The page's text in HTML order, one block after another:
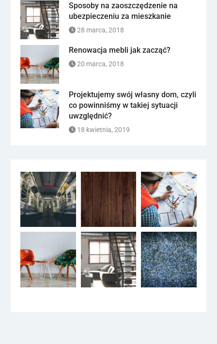
Sposoby na zaoszczędzenie na
ubezpieczeniu za mieszkanie
28 marca, 2018
Renowacja mebli jak zacząć?
20 marca, 2018
Projektujemy swój własny dom, czyli
co powinniśmy w takiej sytuacji
uwzględnić?
18 kwietnia, 2019